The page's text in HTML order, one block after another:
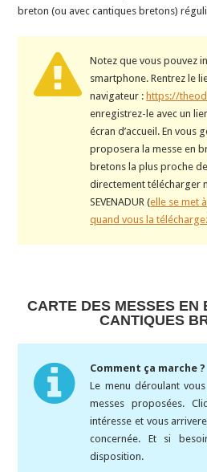
breton (ou avec cantiques bretons)
Notez que vous pouvez
smartphone. Rentrez le
navigateur :https://
enregistrez-le avec un
écran d’accueil. En vous
proposera la messe en
bretons la plus proche
directement télécharger
SEVENADUR (elle se met
quand vous la
CARTE DES MESSES EN
CANTIQUES
Comment ça marche ?
Le menu déroulant
messes proposées.
intéresse et vous
concernée. Et si
disposition.